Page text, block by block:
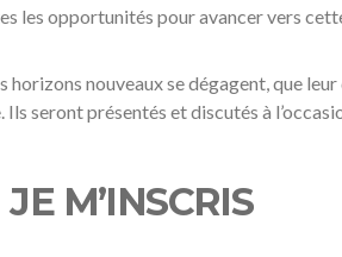
les opportunités pour avancer vers
nouveaux se dégagent, que
seront présentés et discutés à
JE M’INSCRIS